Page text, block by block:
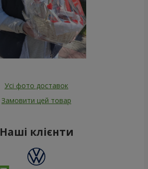
Усі фото доставок
Замовити цей товар
Наші клієнти